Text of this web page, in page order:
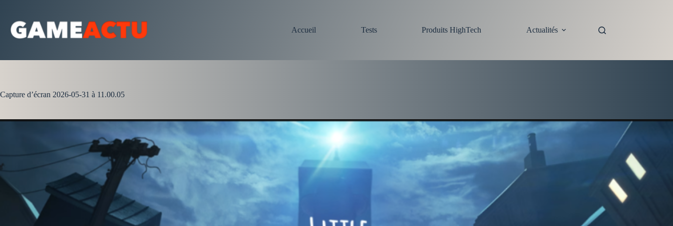
contenu
Accueil
Tests Produits HighTech Actualités
Capture d’écran 2026-05-31 à 11.00.05